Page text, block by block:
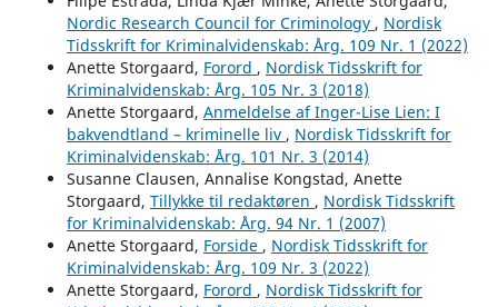
Nordic Research Council for Criminology , Nordisk
Tidsskrift for Kriminalvidenskab: Årg. 109 Nr. 1 (2022)
Anette Storgaard, Forord , Nordisk Tidsskrift for
Kriminalvidenskab: Årg. 105 Nr. 3 (2018)
Anette Storgaard, Anmeldelse af Inger-Lise Lien: I
bakvendtland – kriminelle liv , Nordisk Tidsskrift for
Kriminalvidenskab: Årg. 101 Nr. 3 (2014)
Susanne Clausen, Annalise Kongstad, Anette
Storgaard, Tillykke til redaktøren , Nordisk Tidsskrift
for Kriminalvidenskab: Årg. 94 Nr. 1 (2007)
Anette Storgaard, Forside , Nordisk Tidsskrift for
Kriminalvidenskab: Årg. 109 Nr. 3 (2022)
Anette Storgaard, Forord , Nordisk Tidsskrift for